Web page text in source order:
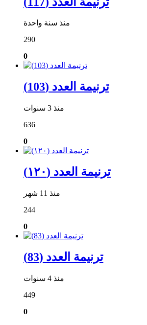
منذ سنة واحدة
290
0
ترنيمة العدد (103)
منذ 3 سنوات
636
0
ترنيمة العدد (١٢٠)
منذ 11 شهر
244
0
ترنيمة العدد (83)
منذ 4 سنوات
449
0